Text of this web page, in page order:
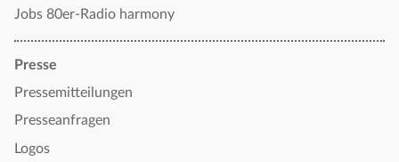
Jobs 80er-Radio harmony
Presse
Pressemitteilungen
Presseanfragen
Logos